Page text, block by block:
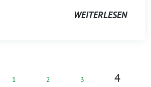
WEITERLESEN
1 2 3 4